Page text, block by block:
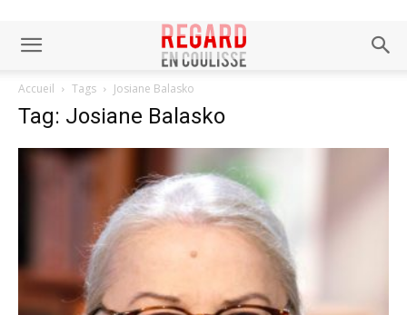
Accueil Tags Josiane Balasko
Tag: Josiane Balasko